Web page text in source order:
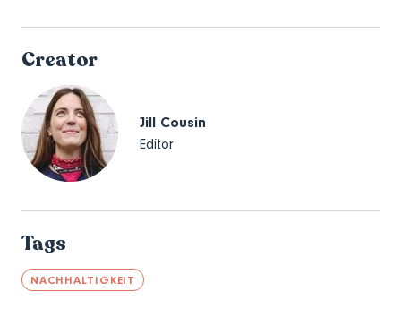
Creator
Jill Cousin
Editor
Tags
NACHHALTIGKEIT